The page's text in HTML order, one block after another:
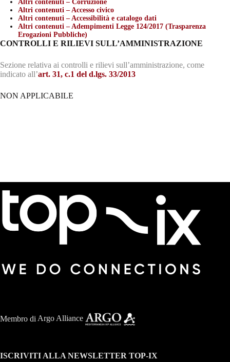
Altri contenuti – Corruzione
Altri contenuti – Accesso civico
Altri contenuti – Accessibilità e catalogo dati
Altri contenuti – Adempimenti Legge 124/2017 (Trasparenza
Erogazioni Pubbliche)
CONTROLLI E RILIEVI SULL’AMMINISTRAZIONE
Sezione relativa ai controlli e rilievi sull’amministrazione, come
indicato all’art. 31, c.1 del d.lgs. 33/2013
NON APPLICABILE
Membro di Argo Alliance
ISCRIVITI ALLA NEWSLETTER TOP-IX